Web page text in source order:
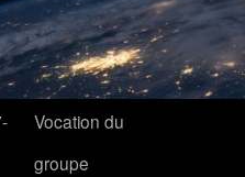
Vocation du
groupe